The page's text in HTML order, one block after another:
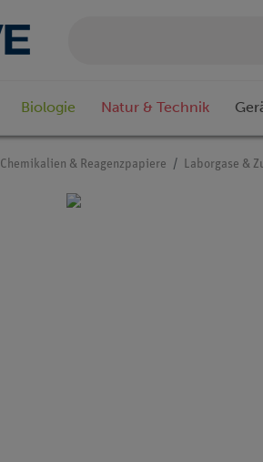
Biologie Natur & Technik
Chemikalien & Reagenzpapiere Laborgase &